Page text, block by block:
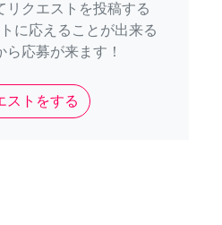
リクエストを投稿する
に応えることが出来る
ら応募が来ます！
ストをする